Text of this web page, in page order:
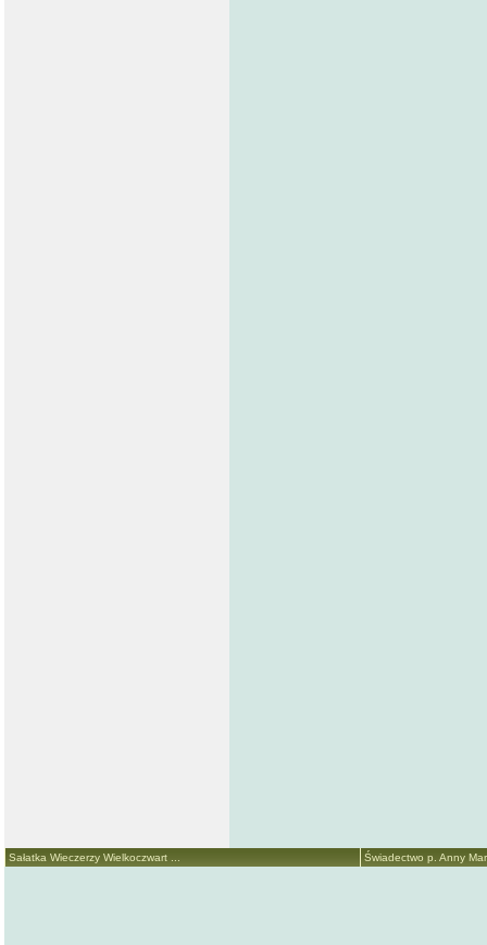
Sałatka Wieczerzy Wielkoczwart ... Świadectwo p. Anny